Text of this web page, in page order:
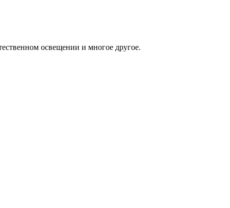
освещении и многое другое.